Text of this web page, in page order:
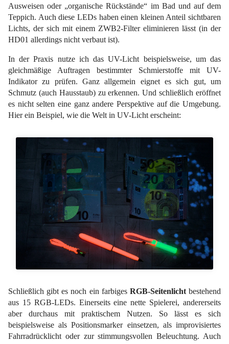
Ausweisen oder „organische Rückstände“ im Bad und auf dem
Teppich. Auch diese LEDs haben einen kleinen Anteil sichtbaren
Lichts, der sich mit einem ZWB2-Filter eliminieren lässt (in der
HD01 allerdings nicht verbaut ist).
In der Praxis nutze ich das UV-Licht beispielsweise, um das
gleichmäßige Auftragen bestimmter Schmierstoffe mit UV-
Indikator zu prüfen. Ganz allgemein eignet es sich gut, um
Schmutz (auch Hausstaub) zu erkennen. Und schließlich eröffnet
es nicht selten eine ganz andere Perspektive auf die Umgebung.
Hier ein Beispiel, wie die Welt in UV-Licht erscheint:
Schließlich gibt es noch ein farbiges RGB-Seitenlichtbestehend
aus 15 RGB-LEDs. Einerseits eine nette Spielerei, andererseits
aber durchaus mit praktischem Nutzen. So lässt es sich
beispielsweise als Positionsmarker einsetzen, als improvisiertes
Fahrradrücklicht oder zur stimmungsvollen Beleuchtung. Auch